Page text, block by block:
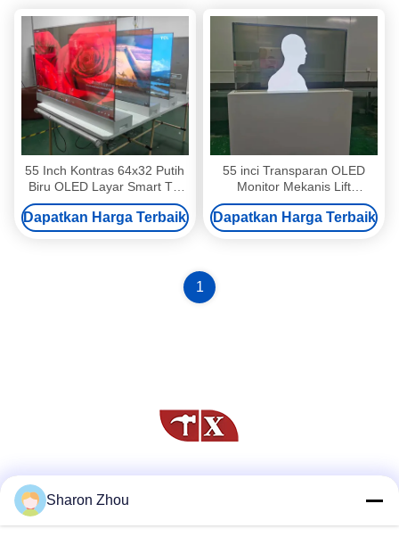
55 Inch Kontras 64x32 Putih
Biru OLED Layar Smart TV
Monitor
Dapatkan Harga Terbaik
55 inci Transparan OLED
Monitor Mekanis Lift
Premium Sensing Panel
Sentuh
Dapatkan Harga Terbaik
1
Sharon Zhou